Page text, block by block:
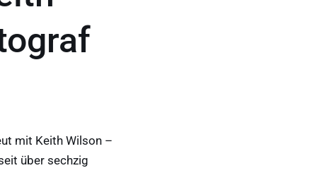
mit Keith Wilson –
über sechzig